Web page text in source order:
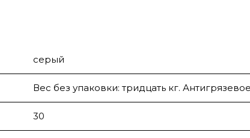
серый
Вес без упаковки: тридцать кг.
30